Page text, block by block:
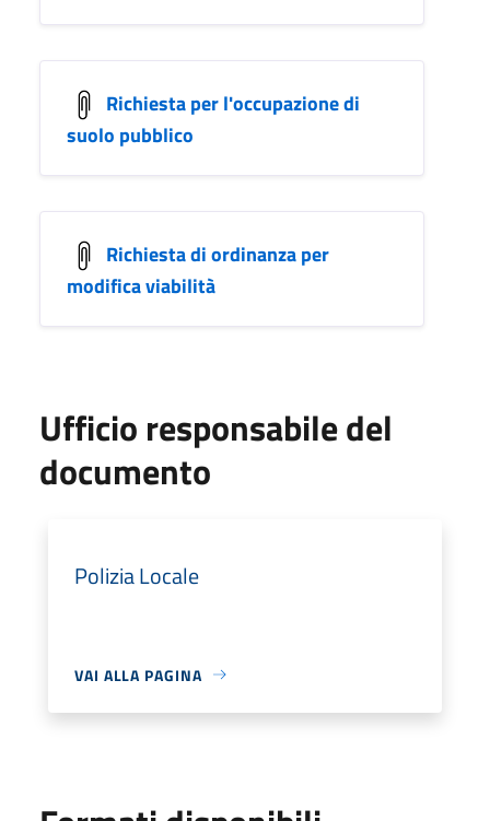
Richiesta per l'occupazione di
suolo pubblico
Richiesta di ordinanza per
modifica viabilità
Ufficio responsabile del
documento
Polizia Locale
VAI ALLA PAGINA